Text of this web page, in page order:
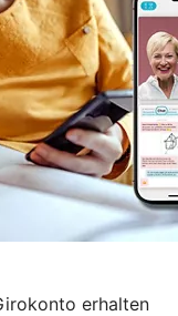
erhalten